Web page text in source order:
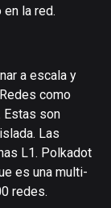
la red.
a escala y
como
Estas son
Las
L1. Polkadot
es una multi-
redes.